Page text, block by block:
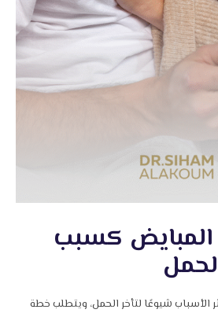
كسبب
شيوعًا لتأخر الحمل، ويتطلب خطة